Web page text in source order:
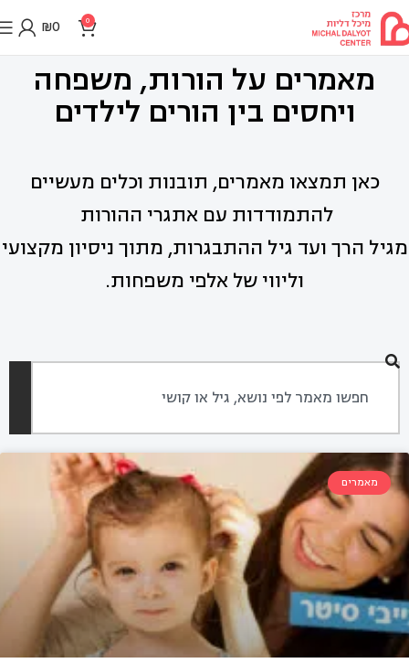
0
₪0
מאמרים על הורות, משפחה
ויחסים בין הורים לילדים
כאן תמצאו מאמרים, תובנות וכלים מעשיים
להתמודדות עם אתגרי ההורות
מגיל הרך ועד גיל ההתבגרות, מתוך ניסיון מקצועי
וליווי של אלפי משפחות.
מאמרים